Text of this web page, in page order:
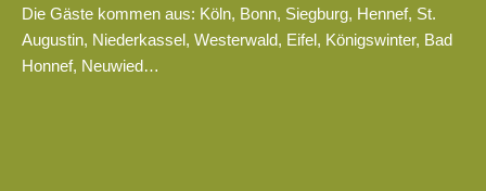
Die Gäste kommen aus: Köln, Bonn, Siegburg, Hennef, St.
Augustin, Niederkassel, Westerwald, Eifel, Königswinter, Bad
Honnef, Neuwied…